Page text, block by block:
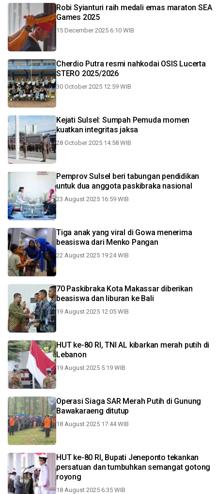
Robi Syianturi raih medali emas maraton SEA
Games 2025
15 December 2025 6:10 WIB
Cherdio Putra resmi nahkodai OSIS Lucerta
STERO 2025/2026
30 October 2025 12:59 WIB
Kejati Sulsel: Sumpah Pemuda momen
kuatkan integritas jaksa
28 October 2025 14:58 WIB
Pemprov Sulsel beri tabungan pendidikan
untuk dua anggota paskibraka nasional
23 August 2025 16:59 WIB
Tiga anak yang viral di Gowa menerima
beasiswa dari Menko Pangan
22 August 2025 19:24 WIB
70 Paskibraka Kota Makassar diberikan
beasiswa dan liburan ke Bali
19 August 2025 12:05 WIB
HUT ke-80 RI, TNI AL kibarkan merah putih di
Lebanon
19 August 2025 5:19 WIB
Operasi Siaga SAR Merah Putih di Gunung
Bawakaraeng ditutup
18 August 2025 17:44 WIB
HUT ke-80 RI, Bupati Jeneponto tekankan
persatuan dan tumbuhkan semangat gotong
royong
18 August 2025 6:35 WIB